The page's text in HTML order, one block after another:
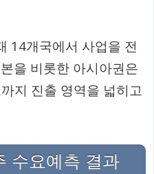
14개국에서 사업을 전
을 비롯한 아시아권은
지 진출 영역을 넓히고
수요예측 결과